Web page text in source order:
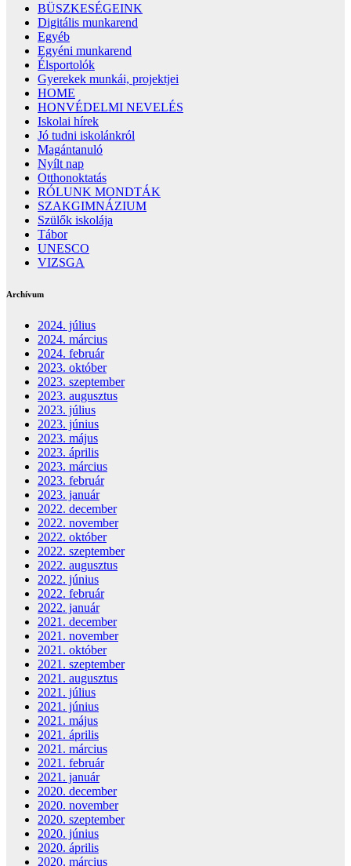
BÜSZKESÉGEINK
Digitális munkarend
Egyéb
Egyéni munkarend
Élsportolók
Gyerekek munkái, projektjei
HOME
HONVÉDELMI NEVELÉS
Iskolai hírek
Jó tudni iskolánkról
Magántanuló
Nyílt nap
Otthonoktatás
RÓLUNK MONDTÁK
SZAKGIMNÁZIUM
Szülők iskolája
Tábor
UNESCO
VIZSGA
Archívum
2024. július
2024. március
2024. február
2023. október
2023. szeptember
2023. augusztus
2023. július
2023. június
2023. május
2023. április
2023. március
2023. február
2023. január
2022. december
2022. november
2022. október
2022. szeptember
2022. augusztus
2022. június
2022. február
2022. január
2021. december
2021. november
2021. október
2021. szeptember
2021. augusztus
2021. július
2021. június
2021. május
2021. április
2021. március
2021. február
2021. január
2020. december
2020. november
2020. szeptember
2020. június
2020. április
2020. március